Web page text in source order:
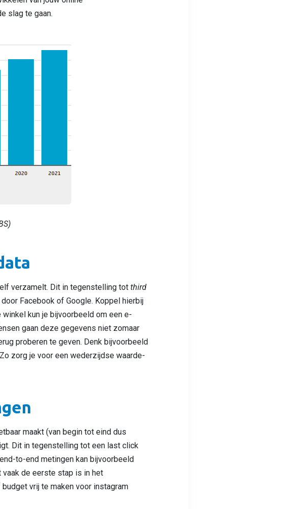
slag te gaan.
verzamelt. Dit in tegenstelling tot third
Facebook of Google. Koppel hierbij
winkel kun je bijvoorbeeld om een e-
gaan deze gegevens niet zomaar
proberen te geven. Denk bijvoorbeeld
zorg je voor een wederzijdse waarde-
maakt (van begin tot eind dus
Dit in tegenstelling tot een last click
to-end metingen kan bijvoorbeeld
vaak de eerste stap is in het
vrij te maken voor instagram